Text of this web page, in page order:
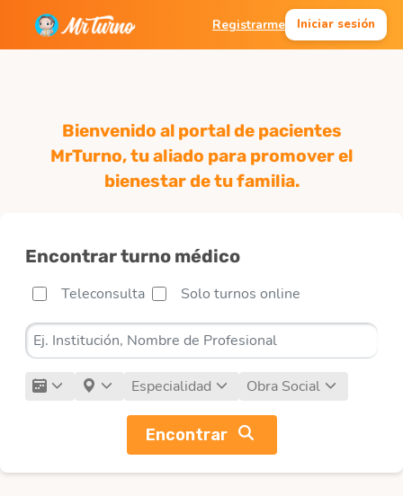
Registrarme Iniciar sesión
Bienvenido al portal de pacientes
MrTurno, tu aliado para promover el
bienestar de tu familia.
Encontrar turno médico
Teleconsulta Solo turnos online
Especialidad Obra Social
Encontrar